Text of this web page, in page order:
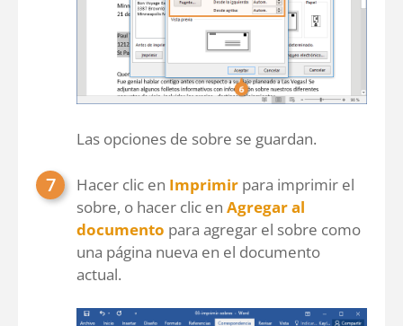
Las opciones de sobre se guardan.
Hacer clic en Imprimir para imprimir el
sobre, o hacer clic en Agregar al
documento para agregar el sobre como
una página nueva en el documento
actual.